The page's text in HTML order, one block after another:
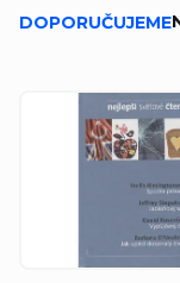
DOPORUČUJEME
Výpis